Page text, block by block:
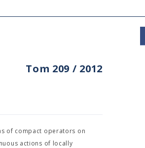
Tom 209 / 2012
of compact operators on
actions of locally